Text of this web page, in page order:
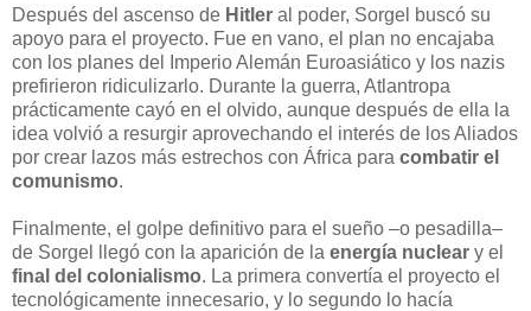
Después del ascenso de Hitler al poder, Sorgel buscó su
apoyo para el proyecto. Fue en vano, el plan no encajaba
con los planes del Imperio Alemán Euroasiático y los nazis
prefirieron ridiculizarlo. Durante la guerra, Atlantropa
prácticamente cayó en el olvido, aunque después de ella la
idea volvió a resurgir aprovechando el interés de los Aliados
por crear lazos más estrechos con África para combatir el
comunismo.
Finalmente, el golpe definitivo para el sueño –o pesadilla–
de Sorgel llegó con la aparición de la energía nuclear y el
final del colonialismo. La primera convertía el proyecto el
tecnológicamente innecesario, y lo segundo lo hacía